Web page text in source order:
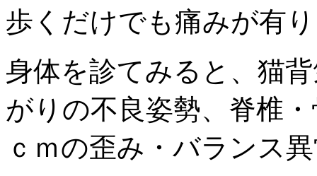
歩くだけでも痛みが有
身体を診てみると、猫
がりの不良姿勢、脊椎
ｃｍの歪み・バランス